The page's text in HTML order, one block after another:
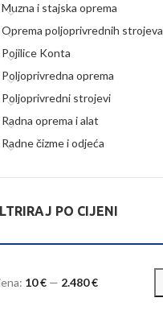
Muzna i stajska oprema
Oprema poljoprivrednih strojeva
Pojilice Konta
Poljoprivredna oprema
Poljoprivredni strojevi
Radna oprema i alat
Radne čizme i odjeća
PO CIJENI
10 € — 2.480 €